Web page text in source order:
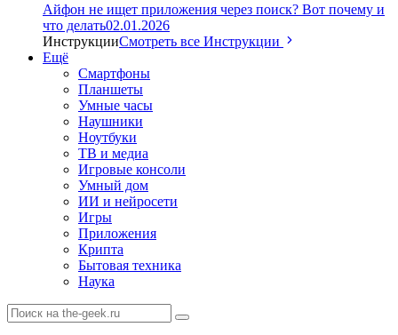
Айфон не ищет приложения через поиск? Вот почему и
что делать02.01.2026
ИнструкцииСмотреть все Инструкции
Ещё
Смартфоны
Планшеты
Умные часы
Наушники
Ноутбуки
ТВ и медиа
Игровые консоли
Умный дом
ИИ и нейросети
Игры
Приложения
Крипта
Бытовая техника
Наука